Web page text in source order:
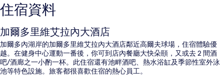
住宿資料
加爾多里維艾拉內大酒店
加爾多內湖岸的加爾多里維艾拉內大酒店鄰近高爾夫球場，住宿體驗優
越。在健身中心運動一番後，你可到店內餐廳大快朵頤，又或去 2 間酒
吧/酒廊之一小酌一杯。此住宿還有池畔酒吧、熱水浴缸及季節性室外泳
池等特色設施。旅客都很喜歡住宿的熱心員工。